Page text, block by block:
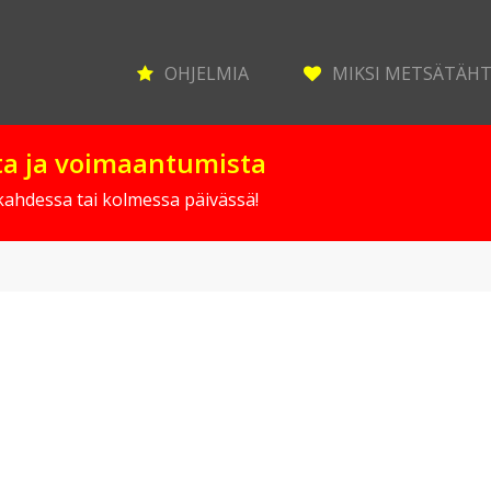
OHJELMIA MIKSI
ja voimaantumista
tai kolmessa päivässä!